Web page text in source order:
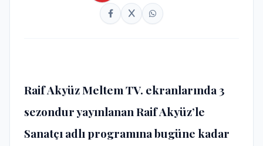
Raif Akyüz Meltem TV. ekranlarında 3
sezondur yayınlanan Raif Akyüz’le
Sanatçı adlı programına bugüne kadar